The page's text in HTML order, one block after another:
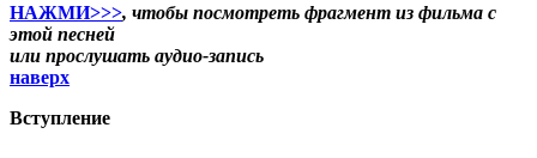
НАЖМИ>>>, чтобы посмотреть фрагмент из фильма с
этой песней
или прослушать аудио-запись
наверх
Вступление